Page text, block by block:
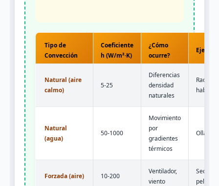
Tipo de
Convección
Coeficiente
h (W/m²·K)
¿Cómo
ocurre?
Natural (aire
calmo)
5-25
Diferencias
densidad
naturales
Natural
(agua)
50-1000
Movimiento
por
gradientes
térmicos
Olla
Forzada (aire) 10-200
Ventilador,
viento
pelo